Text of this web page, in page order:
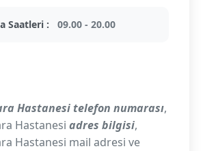
Saatleri : 09.00 - 20.00
Hastanesi telefon numarası,
Hastanesi adres bilgisi,
Hastanesi mail adresi ve